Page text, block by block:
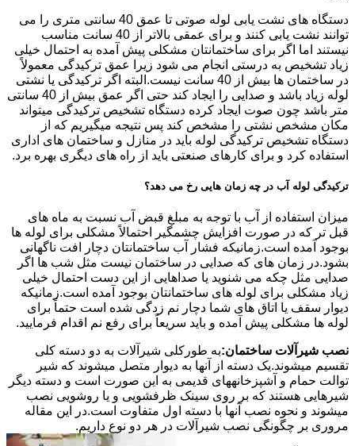
دستگاه های نشت یابی لوله صوتی تا عمق 40 سانتی متری را می
توانند نشت یابی کنند و برای عمقی بالاتر از 40 سانت مناسب
نیستند اما اگر برای ساختمانتان مشکلی پیش آمده به احتمال خیلی
زیاد تشخیص به درستی انجام می شود زیرا عمق ترکیدگی معمولاً
در ساختمان ها بیش از 40 سانت نیست.البته اگر ترکیدگی یا نشتی
لوله زیاد باشد و صدایی را ایجاد کند حتی اگر عمق بیش از 40 سانتی
متر باشد چون صوت ایجاد کرده دستگاه تشخیص ترکیدگی میتواند
مکان مشخص نشتی را مشخص کند پس نتیجه میگیریم که از
دستگاه تشخیص ترکیدگی لوله باید در منازل و ساختمان های اداری
استفاده کرد و برای کارهای صنعتی باید از راه های دیگری بهره برد.
ترکیدگی لوله آب در چه زمان هایی رخ می دهد؟
میزان استفاده از آب با توجه به مبلغ قبض آب نسبت به ماه های
قبل تر که در صورت افزایش چشمگیر احتمالاً مشکلی برای لوله ها
بوجود آمده است.زمانیکه فشار آب ساختمانتان دچار افت ناگهانی
بشود.در زمان های که صدایی در ساختمان نیست مثل شب ها اگر
صدایی مثل چکه می شنوید یا صداهایی از این دست احتمال خیلی
زیاد مشکلی برای لوله های ساختمانتان بوجود آمده است.زمانیکه
دیوار سقف یا اتاق های شما دچار نم زدگی شده است حتماً برای
لوله ها مشکلی پیش آمده و باید سریعاً برای رفع نم اقدام فرمایید.
نصب شیرآلات ساختمان:به طورکلی شیرآلات به دو دسته کلی
تقسیم میشوند.یک دسته از آنها به دیوار متصل میشوند که شیر
توالت حمام و آشپزخانههای قدیمی به این صورت است و دسته دیگر
شیرهایی هستند که بر روی سینک ظرفشویی و یا روشویی نصب
میشوند و نحوه نصب آنها با دسته اول متفاوت است.در این مقاله
مروری بر چگونگی نصب شیرآلات در هر دو نوع داریم.